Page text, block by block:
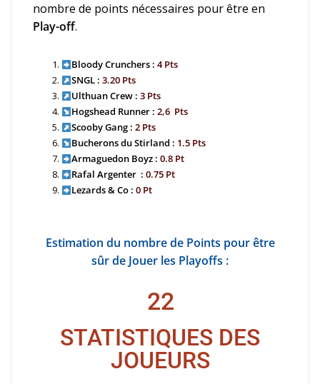
nombre de points nécessaires pour être en
Play-off.
Bloody Crunchers :4 Pts
SNGL :3.20 Pts
Ulthuan Crew :3 Pts
Hogshead Runner : 2,6 Pts
Scooby Gang :2 Pts
Bucherons du Stirland : 1.5 Pts
Armaguedon Boyz : 0.8 Pt
Rafal Argenter : 0.75 Pt
Lezards & Co : 0 Pt
Estimation du nombre de Points pour être
sûr de Jouer les Playoffs :
22
STATISTIQUES DES
JOUEURS